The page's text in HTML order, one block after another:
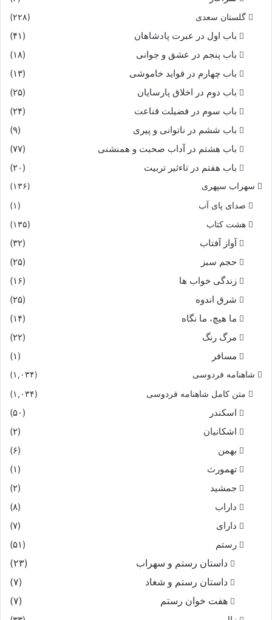
گلستان سعدی (۲۲۸)
باب اول در عبرت پادشاهان
(۴۱)
باب پنجم در عشق و جوانى
(۱۸)
باب چهارم در فواید خاموشى
(۱۳)
باب دوم در اخلاق پارسایان
(۲۵)
باب سوم در فضیلت قناعت
(۲۴)
باب ششم در ناتوانى و پیرى
(۹)
باب هشتم در آداب صحبت و همنشنى
(۷۷)
باب هفتم در تاءثیر تربیت
(۲۰)
سهراب سپهری (۱۳۶)
صدای پای آب
(۱)
هشت کتاب
(۱۳۵)
آواز آفتاب
(۳۲)
حجم سبز
(۲۵)
زندگی خواب ها
(۱۶)
شرق اندوه
(۲۵)
ما هیچ، ما نگاه
(۱۴)
مرگ رنگ
(۲۲)
مسافر
(۱)
شاهنامه فردوسی (۱,۰۳۴)
متن کامل شاهنامه فردوسی (۱,۰۳۴)
اسکندر
(۵۰)
اشکانیان
(۲)
بهمن
(۶)
تهمورث
(۱)
جمشید
(۲)
داراب
(۸)
دارای
(۷)
رستم
(۵۱)
داستان رستم و سهراب
(۲۳)
داستان رستم و شغاد
(۷)
هفت خوان رستم‏
(۷)